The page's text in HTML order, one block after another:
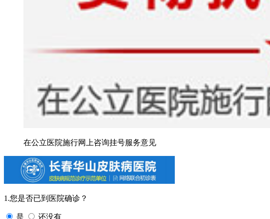
在公立医院施行网上咨询挂号服务意见
1.您是否已到医院确诊？
是 还没有